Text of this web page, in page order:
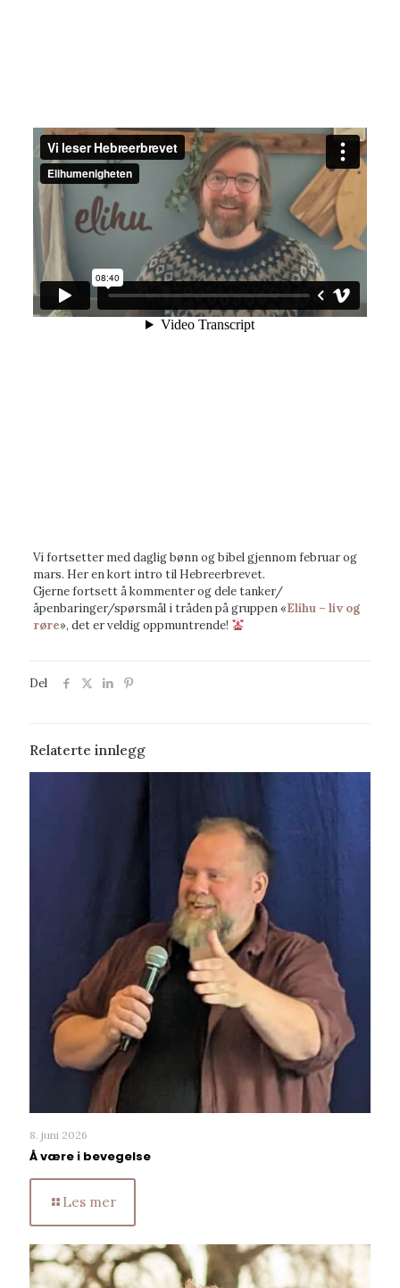
Vi fortsetter med daglig bønn og bibel gjennom februar og
mars. Her en kort intro til Hebreerbrevet.
Gjerne fortsett å kommenter og dele tanker/
åpenbaringer/spørsmål i tråden på gruppen «Elihu – liv og
røre», det er veldig oppmuntrende!
Del
Relaterte innlegg
8. juni 2026
Å være i bevegelse
Les mer